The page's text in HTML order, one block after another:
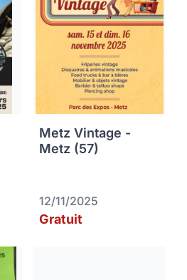
Metz Vintage -
Metz (57)
12/11/2025
Gratuit